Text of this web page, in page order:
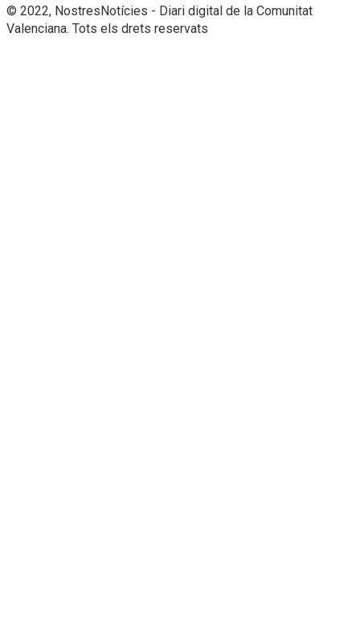
© 2022, NostresNotícies - Diari digital de la Comunitat
Valenciana. Tots els drets reservats